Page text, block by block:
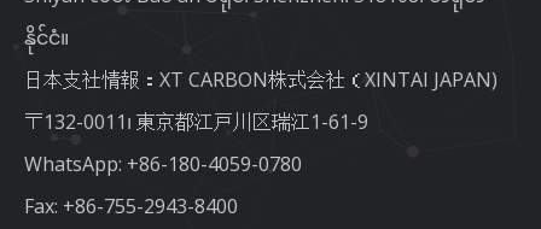
နိုင်ငံ။
日本支社情報：XT CARBON株式会社（XINTAI JAPAN)
〒132-0011၊ 東京都江戸川区瑞江1-61-9
WhatsApp: +86-180-4059-0780
Fax: +86-755-2943-8400